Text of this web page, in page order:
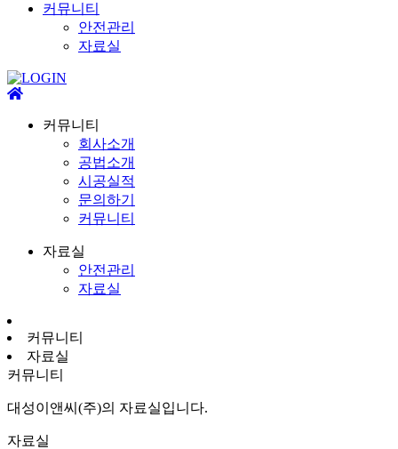
커뮤니티
안전관리
자료실
커뮤니티
회사소개
공법소개
시공실적
문의하기
커뮤니티
자료실
안전관리
자료실
커뮤니티
자료실
커뮤니티
대성이앤씨(주)의 자료실입니다.
자료실